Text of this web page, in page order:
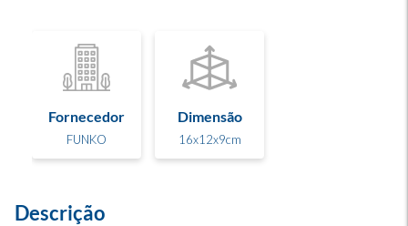
Fornecedor
FUNKO
Dimensão
16x12x9cm
Descrição